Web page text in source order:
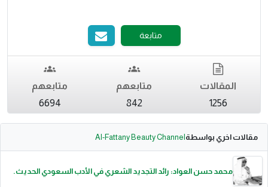
متابعة
المقالات
1256
متابعهم
842
متابعهم
6694
مقالات اخري بواسطة Al-Fattany Beauty Channel
محمد حسن العواد: رائد التجديد الشعري في الأدب السعودي الحديث.